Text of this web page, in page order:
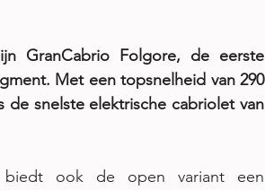
GranCabrio Folgore, de eerste
Met een topsnelheid van 290
snelste elektrische cabriolet van
biedt ook de open variant een